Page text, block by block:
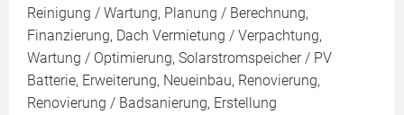
Reinigung / Wartung, Planung / Berechnung,
Finanzierung, Dach Vermietung / Verpachtung,
Wartung / Optimierung, Solarstromspeicher / PV
Batterie, Erweiterung, Neueinbau, Renovierung,
Renovierung / Badsanierung, Erstellung